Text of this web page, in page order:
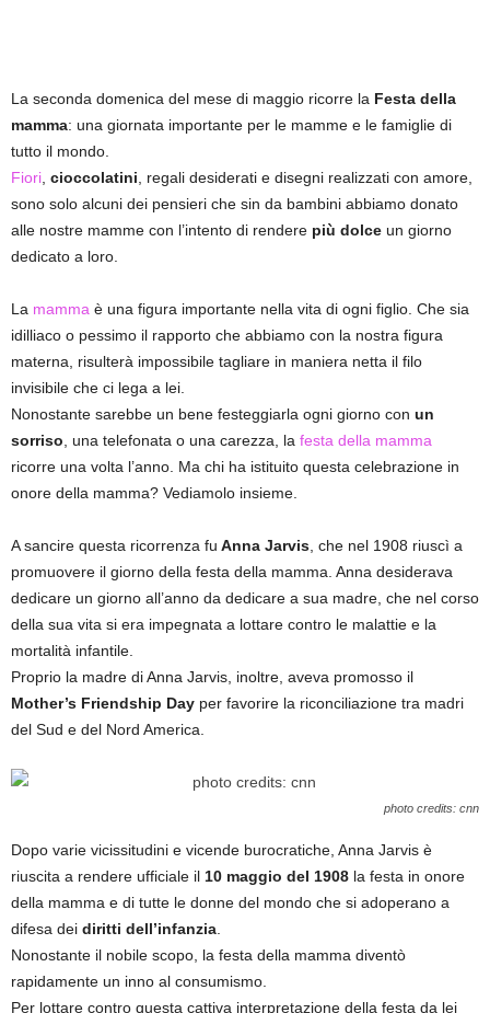
La seconda domenica del mese di maggio ricorre la Festa della
mamma: una giornata importante per le mamme e le famiglie di
tutto il mondo.
Fiori cioccolatini , regali desiderati e disegni realizzati con amore,
sono solo alcuni dei pensieri che sin da bambini abbiamo donato
alle nostre mamme con l’intento di rendere più dolce un giorno
dedicato a loro.
La mamma è una figura importante nella vita di ogni figlio. Che sia
idilliaco o pessimo il rapporto che abbiamo con la nostra figura
materna, risulterà impossibile tagliare in maniera netta il filo
invisibile che ci lega a lei.
Nonostante sarebbe un bene festeggiarla ogni giorno con un
sorriso , una telefonata o una carezza, la festa della mamma
ricorre una volta l’anno. Ma chi ha istituito questa celebrazione in
onore della mamma? Vediamolo insieme.
A sancire questa ricorrenza fu Anna Jarvis , che nel 1908 riuscì a
promuovere il giorno della festa della mamma. Anna desiderava
dedicare un giorno all’anno da dedicare a sua madre, che nel corso
della sua vita si era impegnata a lottare contro le malattie e la
mortalità infantile.
Proprio la madre di Anna Jarvis, inoltre, aveva promosso il
Mother’s Friendship Day per favorire la riconciliazione tra madri
del Sud e del Nord America.
photo credits: cnn
Dopo varie vicissitudini e vicende burocratiche, Anna Jarvis è
riuscita a rendere ufficiale il 10 maggio del 1908 la festa in onore
della mamma e di tutte le donne del mondo che si adoperano a
difesa dei diritti dell’infanzia
Nonostante il nobile scopo, la festa della mamma diventò
rapidamente un inno al consumismo.
Per lottare contro questa cattiva interpretazione della festa da lei